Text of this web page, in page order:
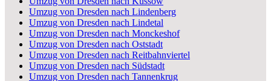
Umzug von Dresden nach Lindenberg
Umzug von Dresden nach Lindetal
Umzug von Dresden nach Monckeshof
Umzug von Dresden nach Oststadt
Umzug von Dresden nach Reitbahnviertel
Umzug von Dresden nach Südstadt
Umzug von Dresden nach Tannenkrug